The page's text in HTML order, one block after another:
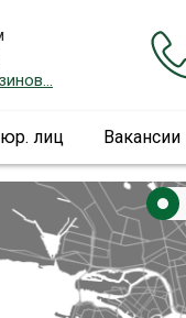
лиц Вакансии